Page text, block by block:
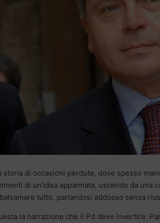
storia di occasioni perdute, dove spesso
di un’idea appannata, uscendo da
tutto, parlandosi addosso senza
la narrazione che il Pd deve invertire.